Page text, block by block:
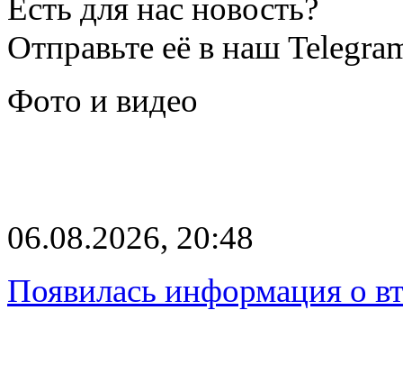
Есть для нас новость?
Отправьте её в наш
Фото и видео
06.08.2026, 20:48
Появилась информация о